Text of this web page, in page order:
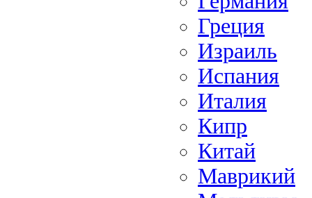
Греция
Израиль
Испания
Италия
Кипр
Китай
Маврикий